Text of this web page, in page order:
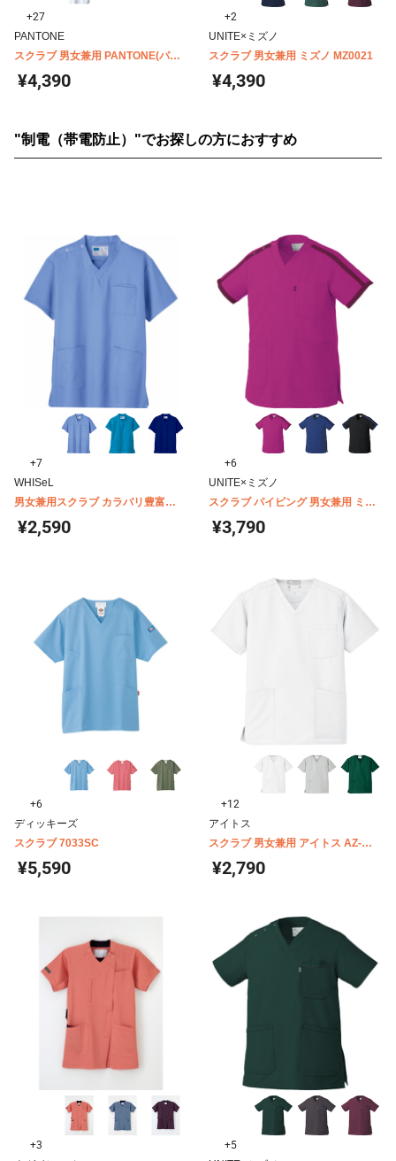
+27
PANTONE
スクラブ 男女兼用 PANTONE(パン
トン) 7000SC
¥4,390
+2
UNITE×ミズノ
スクラブ 男女兼用 ミズノ MZ0021
¥4,390
"制電（帯電防止）"でお探しの方におすすめ
+7
WHISeL
男女兼用スクラブ カラバリ豊富
WHISeL WH11485
¥2,590
+6
UNITE×ミズノ
スクラブ パイピング 男女兼用 ミズ
ノ MZ0090
¥3,790
+6
ディッキーズ
スクラブ 7033SC
¥5,590
+12
アイトス
スクラブ 男女兼用 アイトス AZ-
861405
¥2,790
+3
+5